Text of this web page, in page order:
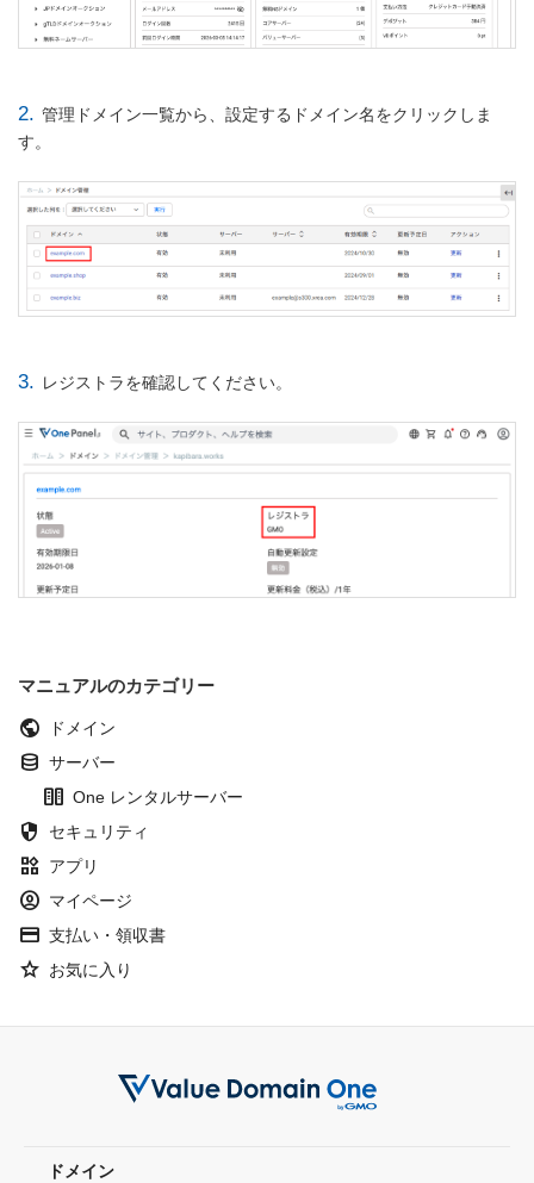
2. 管理ドメイン一覧から、設定するドメイン名をクリックしま
す。
3. レジストラを確認してください。
マニュアルのカテゴリー
public ドメイン
database サーバー
host One レンタルサーバー
security セキュリティ
widgets アプリ
account_circle マイページ
credit_card 支払い・領収書
Star お気に入り
ドメイン